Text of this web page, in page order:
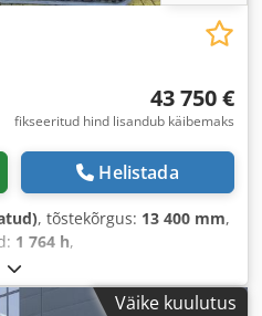
43 750 €
fikseeritud hind lisandub käibemaks
Helistada
, tõstekõrgus: 13 400 mm,
1 764 h,
Väike kuulutus